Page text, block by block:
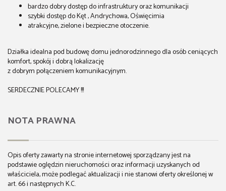
bardzo dobry dostęp do infrastruktury oraz komunikacji
szybki dostęp do Kęt , Andrychowa, Oświęcimia
atrakcyjne, zielone i bezpieczne otoczenie.
Działka idealna pod budowę domu jednorodzinnego dla osób ceniących
komfort, spokój i dobrą lokalizację
z dobrym połączeniem komunikacyjnym.
SERDECZNIE POLECAMY !!!
NOTA PRAWNA
Opis oferty zawarty na stronie internetowej sporządzany jest na
podstawie oględzin nieruchomości oraz informacji uzyskanych od
właściciela, może podlegać aktualizacji i nie stanowi oferty określonej w
art. 66 i następnych K.C.